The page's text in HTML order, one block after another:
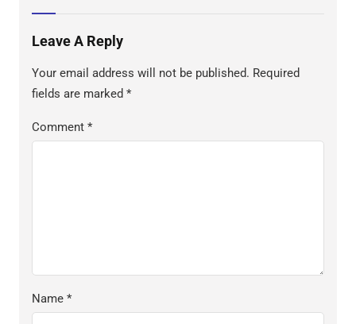
Leave A Reply
Your email address will not be published. Required
fields are marked *
Comment *
Name *